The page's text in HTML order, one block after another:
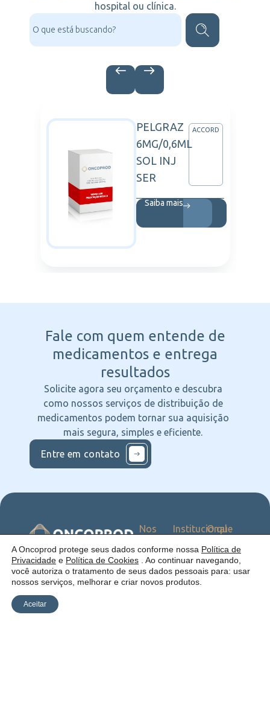
hospital ou clínica.
PELGRAZ
6MG/0,6ML
SOL INJ
SER
ACCORD
Saiba mais
Fale com quem entende de
medicamentos e entrega
resultados
Solicite agora seu orçamento e descubra
como nossos serviços de distribuição de
medicamentos podem tornar sua aquisição
mais segura, simples e eficiente.
Entre em contato
Uma empresa:
Institucional
somos
Como
atuamos
Estrutura
Blog
O que
Serviços
Catálogo
Nos
nas
Redes
A Oncoprod protege seus dados conforme nossa Política de
Privacidade e Política de Cookies . Ao continuar navegando,
você autoriza o tratamento de seus dados pessoais para: usar
nossos serviços, melhorar e criar novos produtos.
Aceitar